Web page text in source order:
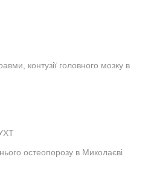
контузії головного мозку в
остеопорозу в Миколаєві